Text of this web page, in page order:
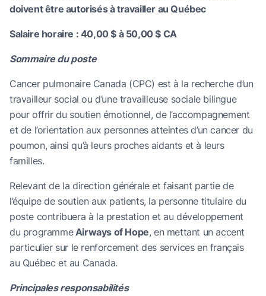
doivent être autorisés à travailler au Québec
Salaire horaire : 40,00 $ à 50,00 $ CA
Sommaire du poste
Cancer pulmonaire Canada (CPC) est à la recherche d’un
travailleur social ou d’une travailleuse sociale bilingue
pour offrir du soutien émotionnel, de l’accompagnement
et de l’orientation aux personnes atteintes d’un cancer du
poumon, ainsi qu’à leurs proches aidants et à leurs
familles.
Relevant de la direction générale et faisant partie de
l’équipe de soutien aux patients, la personne titulaire du
poste contribuera à la prestation et au développement
du programmeAirways of Hope, en mettant un accent
particulier sur le renforcement des services en français
au Québec et au Canada.
Principales responsabilités